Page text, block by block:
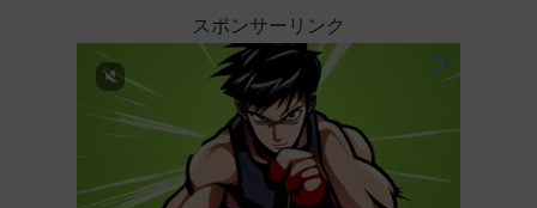
スポンサーリンク